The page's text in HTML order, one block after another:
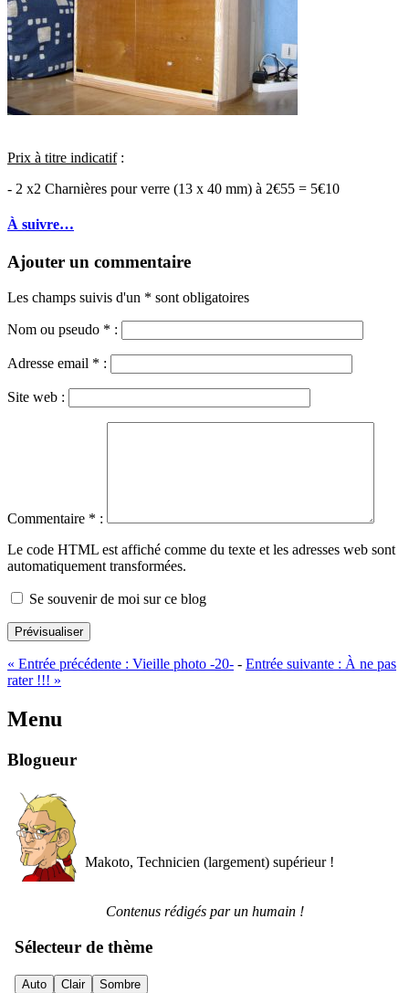
Prix à titre indicatif:
- 2 x2 Charnières pour verre (13 x 40 mm) à 2€55 = 5€10
À suivre…
Ajouter un commentaire
Les champs suivis d'un * sont obligatoires
Nom ou pseudo * :
Adresse email * :
Site web :
Commentaire * :
Le code HTML est affiché comme du texte et les adresses web sont
automatiquement transformées.
Se souvenir de moi sur ce blog
Prévisualiser
« Entrée précédente : Vieille photo -20- - Entrée suivante : À ne pas
rater !!! »
Menu
Blogueur
Makoto, Technicien (largement) supérieur !
Contenus rédigés par un humain !
Sélecteur de thème
Auto Clair Sombre